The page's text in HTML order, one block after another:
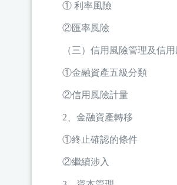
① 利率風險
②匯率風險
（三）信用風險管理及信用
①金融資產五級分類
②信用風險計量
2、金融資產轉移
①終止確認的條件
②繼續涉入